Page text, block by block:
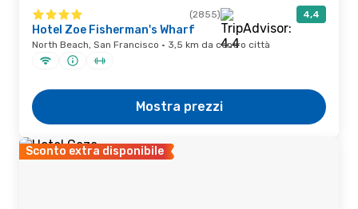
(2855) 4,4
Hotel Zoe Fisherman's Wharf
North Beach, San Francisco · 3,5 km da centro città
Mostra prezzi
Sconto extra disponibile